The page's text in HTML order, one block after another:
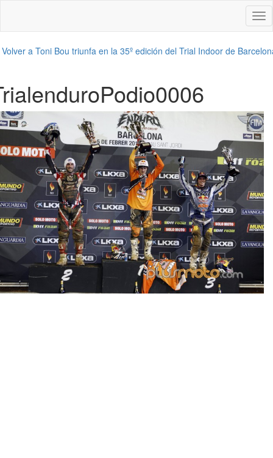
Volver a Toni Bou triunfa en la 35º edición del Trial Indoor de